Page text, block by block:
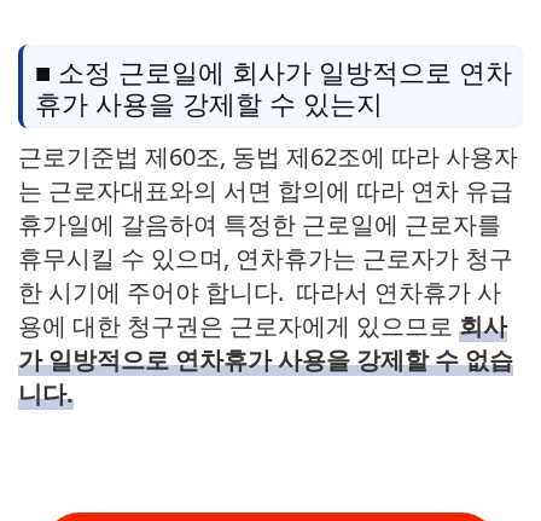
■ 소정 근로일에 회사가 일방적으로 연차
휴가 사용을 강제할 수 있는지
근로기준법 제60조, 동법 제62조에 따라 사용자
는 근로자대표와의 서면 합의에 따라 연차 유급
휴가일에 갈음하여 특정한 근로일에 근로자를
휴무시킬 수 있으며, 연차휴가는 근로자가 청구
한 시기에 주어야 합니다. 따라서 연차휴가 사
용에 대한 청구권은 근로자에게 있으므로 회사
가 일방적으로 연차휴가 사용을 강제할 수 없습
니다.